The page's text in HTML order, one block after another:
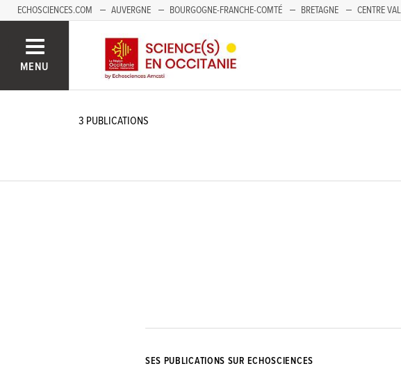
ECHOSCIENCES.COM AUVERGNE BOURGOGNE-FRANCHE-COMTÉ BRETAGNE CENTRE
MENU
3 PUBLICATIONS
SES PUBLICATIONS SUR ECHOSCIENCES